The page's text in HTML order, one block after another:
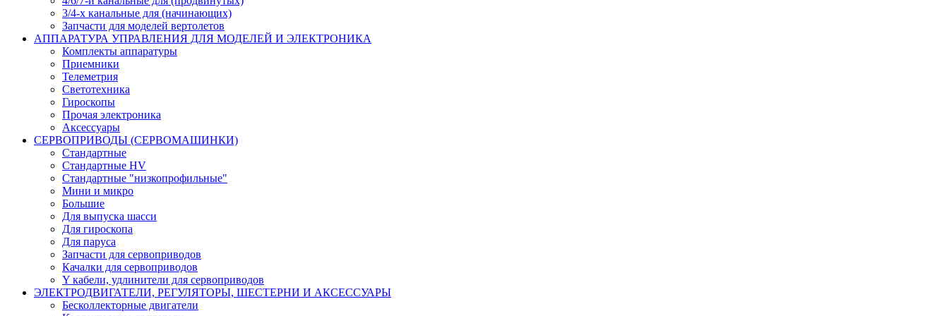
3/4-х канальные для (начинающих)
Запчасти для моделей вертолетов
АППАРАТУРА УПРАВЛЕНИЯ ДЛЯ МОДЕЛЕЙ И ЭЛЕКТРОНИКА
Комплекты аппаратуры
Приемники
Телеметрия
Светотехника
Гироскопы
Прочая электроника
Аксессуары
СЕРВОПРИВОДЫ (СЕРВОМАШИНКИ)
Стандартные
Стандартные HV
Стандартные "низкопрофильные"
Мини и микро
Большие
Для выпуска шасси
Для гироскопа
Для паруса
Запчасти для сервоприводов
Качалки для сервоприводов
Y кабели, удлинители для сервоприводов
ЭЛЕКТРОДВИГАТЕЛИ, РЕГУЛЯТОРЫ, ШЕСТЕРНИ И АКСЕССУАРЫ
Бесколлекторные двигатели